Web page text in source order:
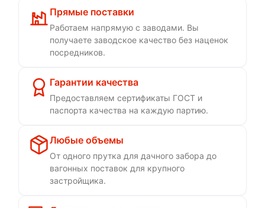
Прямые поставки
Работаем напрямую с заводами. Вы
получаете заводское качество без наценок
посредников.
Гарантии качества
Предоставляем сертификаты ГОСТ и
паспорта качества на каждую партию.
Любые объемы
От одного прутка для дачного забора до
вагонных поставок для крупного
застройщика.